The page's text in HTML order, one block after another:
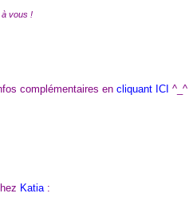
à vous !
complémentaires en cliquant ICI ^_^
Katia :